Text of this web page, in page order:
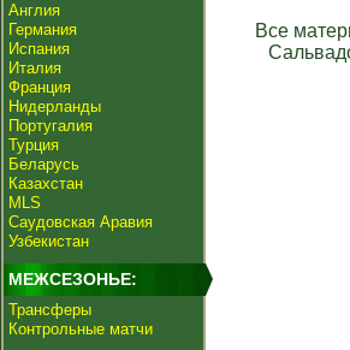
Англия
Германия
Испания
Италия
Франция
Нидерланды
Португалия
Турция
Беларусь
Казахстан
MLS
Саудовская Аравия
Узбекистан
МЕЖСЕЗОНЬЕ:
Трансферы
Контрольные матчи
Все